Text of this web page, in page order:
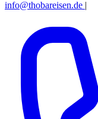
info@thobareisen.de |